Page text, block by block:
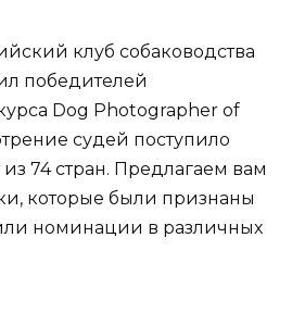
клуб собаководства
победителей
Dog Photographer of
судей поступило
74 стран. Предлагаем вам
которые были признаны
номинации в различных